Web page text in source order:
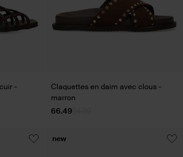
-
Claquettes en daim avec clous -
marron
66.49
new